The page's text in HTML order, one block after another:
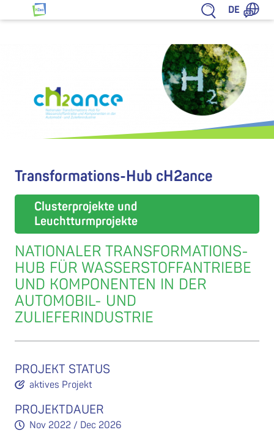
Zum Inhalt springen
HZwo – Antrieb für Sachsen
DE
Transformations-Hub cH2ance
Clusterprojekte und
Leuchtturmprojekte
NATIONALER TRANSFORMATIONS-
HUB FÜR WASSERSTOFFANTRIEBE
UND KOMPONENTEN IN DER
AUTOMOBIL- UND
ZULIEFERINDUSTRIE
PROJEKT STATUS
aktives Projekt
PROJEKTDAUER
Nov 2022 / Dec 2026